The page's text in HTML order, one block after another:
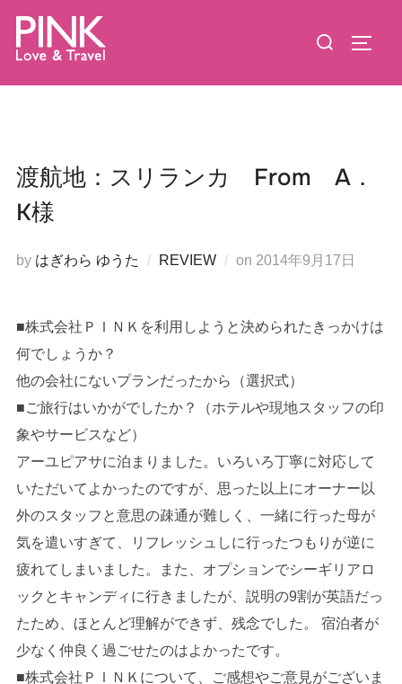
ン
検
対
渡航地：スリランカ From A．
K様
by はぎわら ゆうた REVIEW on 投
2014年9月17日
■株式会社ＰＩＮＫを利用しようと決められたきっかけは
何でしょうか？
他の会社にないプランだったから（選択式）
■ご旅行はいかがでしたか？（ホテルや現地スタッフの印
象やサービスなど）
アーユピアサに泊まりました。いろいろ丁寧に対応して
いただいてよかったのですが、思った以上にオーナー以
外のスタッフと意思の疎通が難しく、一緒に行った母が
気を遣いすぎて、リフレッシュしに行ったつもりが逆に
疲れてしまいました。また、オプションでシーギリアロ
ックとキャンディに行きましたが、説明の9割が英語だっ
たため、ほとんど理解ができず、残念でした。 宿泊者が
少なく仲良く過ごせたのはよかったです。
■株式会社ＰＩＮＫについて、ご感想やご意見がございま